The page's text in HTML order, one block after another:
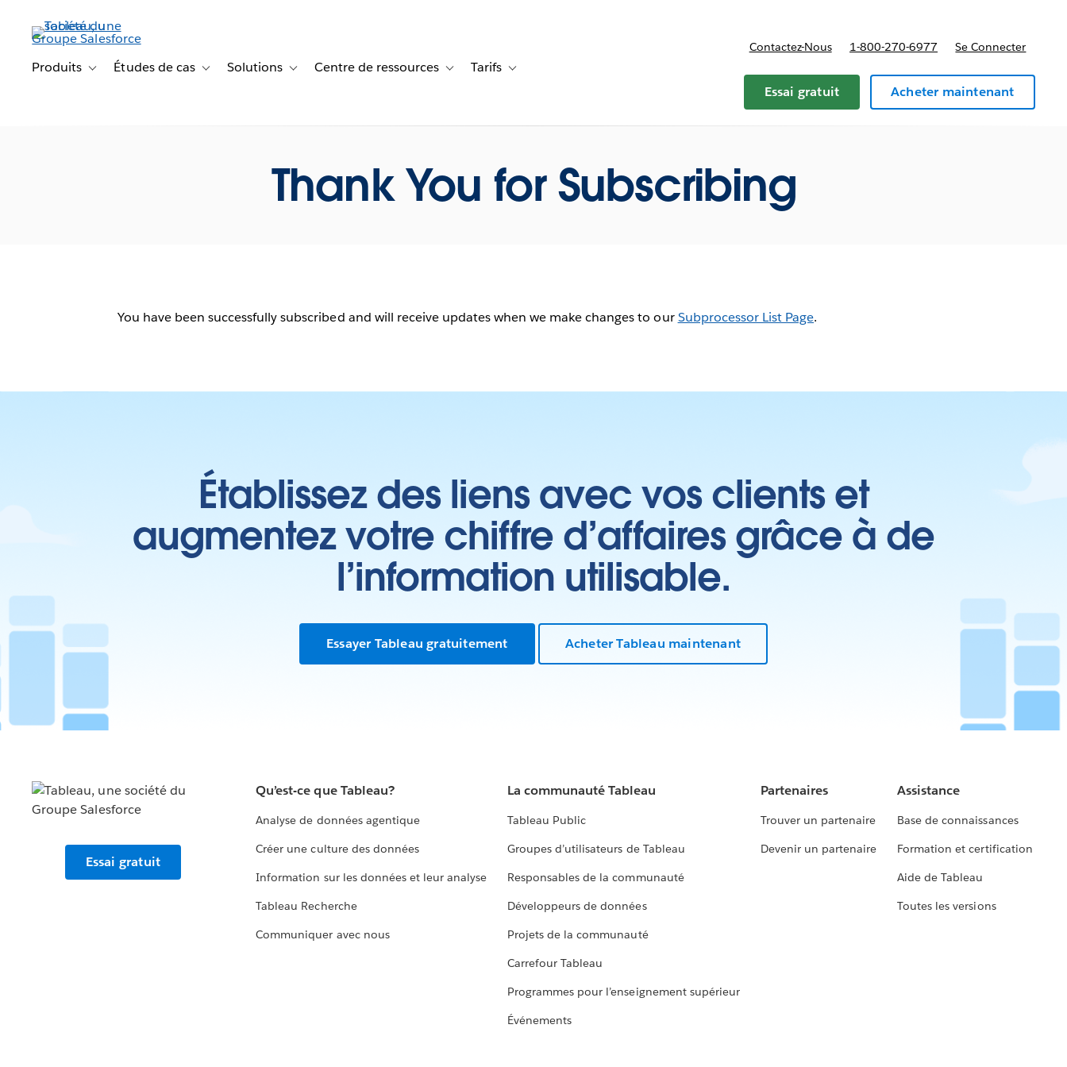
contenu
principalProduits Toggle sub-navigation for Produits
Études de cas Toggle sub-navigation for Études de cas
Solutions Toggle sub-navigation for Solutions
Centre de ressources Toggle sub-navigation for Centre de ressources
Tarifs Toggle sub-navigation for Tarifs
Contactez-Nous 1-800-270-6977 Se Connecter
Essai gratuit Acheter maintenant
Thank You for Subscribing
You have been successfully subscribed and will receive updates when we make changes to ourSubprocessor List Page.
Établissez des liens avec vos clients et
augmentez votre chiffre d’affaires grâce à de
l’information utilisable.
Essayer Tableau gratuitement Acheter Tableau maintenant
Essai gratuit
Qu’est-ce que Tableau?
Analyse de données agentique
Créer une culture des données
Information sur les données et leur analyse
Tableau Recherche
Communiquer avec nous
La communauté Tableau
Tableau Public
Groupes d’utilisateurs de Tableau
Responsables de la communauté
Développeurs de données
Projets de la communauté
Carrefour Tableau
Programmes pour l’enseignement supérieur
Événements
Partenaires
Trouver un partenaire
Devenir un partenaire
Assistance
Base de connaissances
Formation et certification
Aide de Tableau
Toutes les versions